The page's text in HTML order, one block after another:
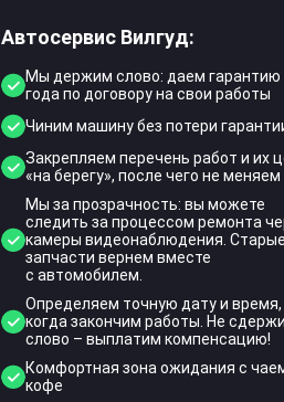
Автосервис Вилгуд:
Мы держим слово: даем гарантию
года по договору на свои работы
Чиним машину без потери
Закрепляем перечень работ и их
«на берегу», после чего не меняем
Мы за прозрачность: вы можете
следить за процессом ремонта
камеры видеонаблюдения. Старые
запчасти вернем вместе
с автомобилем.
Определяем точную дату и время,
когда закончим работы. Не
слово – выплатим компенсацию!
Комфортная зона ожидания с
кофе